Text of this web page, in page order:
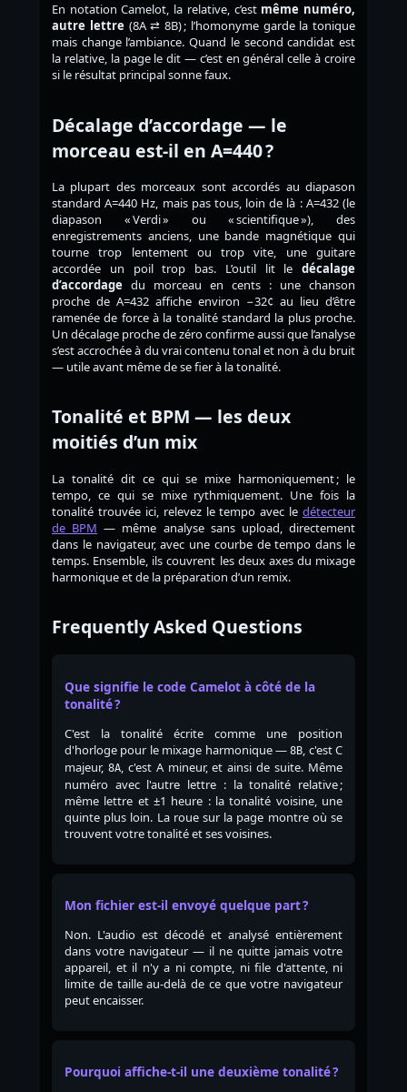
En notation Camelot, la relative, c’est même numéro,
autre lettre (8A ⇄ 8B) ; l’homonyme garde la tonique
mais change l’ambiance. Quand le second candidat est
la relative, la page le dit — c’est en général celle à croire
si le résultat principal sonne faux.
Décalage d’accordage — le
morceau est-il en A=440 ?
La plupart des morceaux sont accordés au diapason
standard A=440 Hz, mais pas tous, loin de là : A=432 (le
diapason « Verdi » ou « scientifique »), des
enregistrements anciens, une bande magnétique qui
tourne trop lentement ou trop vite, une guitare
accordée un poil trop bas. L’outil lit le décalage
d’accordage du morceau en cents : une chanson
proche de A=432 affiche environ −32¢ au lieu d’être
ramenée de force à la tonalité standard la plus proche.
Un décalage proche de zéro confirme aussi que l’analyse
s’est accrochée à du vrai contenu tonal et non à du bruit
— utile avant même de se fier à la tonalité.
Tonalité et BPM — les deux
moitiés d’un mix
La tonalité dit ce qui se mixe harmoniquement ; le
tempo, ce qui se mixe rythmiquement. Une fois la
tonalité trouvée ici, relevez le tempo avec le détecteur
de BPM — même analyse sans upload, directement
dans le navigateur, avec une courbe de tempo dans le
temps. Ensemble, ils couvrent les deux axes du mixage
harmonique et de la préparation d’un remix.
Frequently Asked Questions
Que signifie le code Camelot à côté de la
tonalité ?
C'est la tonalité écrite comme une position
d'horloge pour le mixage harmonique —8B , c'est C
majeur, 8A, c'est A mineur, et ainsi de suite. Même
numéro avec l'autre lettre : la tonalité relative ;
même lettre et ±1 heure : la tonalité voisine, une
quinte plus loin. La roue sur la page montre où se
trouvent votre tonalité et ses voisines.
Mon fichier est-il envoyé quelque part ?
Non. L'audio est décodé et analysé entièrement
dans votre navigateur — il ne quitte jamais votre
appareil, et il n'y a ni compte, ni file d'attente, ni
limite de taille au-delà de ce que votre navigateur
peut encaisser.
Pourquoi affiche-t-il une deuxième tonalité ?